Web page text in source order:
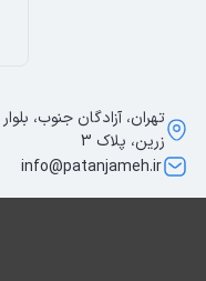
تهران، آزادگان جنوب،
زرین، پلاک 3
info@patanjameh.ir